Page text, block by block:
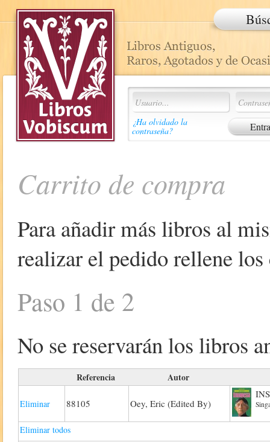
¿Ha olvidado la
contraseña?
Carrito de compra
Para añadir más libros al
realizar el pedido rellene
Paso 1 de 2
No se reservarán los libros
Referencia Autor
Eliminar 88105 Oey, Eric (Edited By)
Eliminar todos